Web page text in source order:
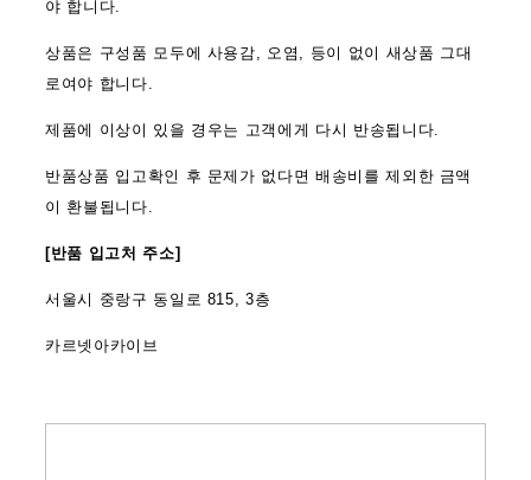
야 합니다.
상품은 구성품 모두에 사용감, 오염, 등이 없이 새상품 그대
로여야 합니다.
제품에 이상이 있을 경우는 고객에게 다시 반송됩니다.
반품상품 입고확인 후 문제가 없다면 배송비를 제외한 금액
이 환불됩니다.
[반품 입고처 주소]
서울시 중랑구 동일로 815, 3층
카르넷아카이브